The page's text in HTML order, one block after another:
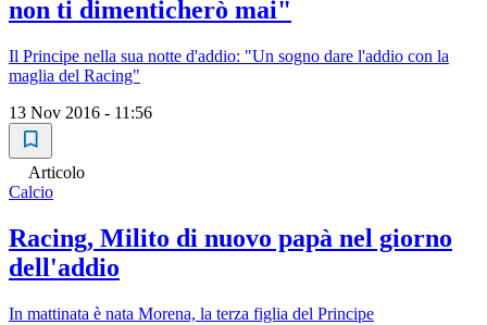
non ti dimenticherò mai"
Il Principe nella sua notte d'addio: "Un sogno dare l'addio con la
maglia del Racing"
13 Nov 2016 - 11:56
Articolo
Calcio
Racing, Milito di nuovo papà nel giorno
dell'addio
In mattinata è nata Morena, la terza figlia del Principe